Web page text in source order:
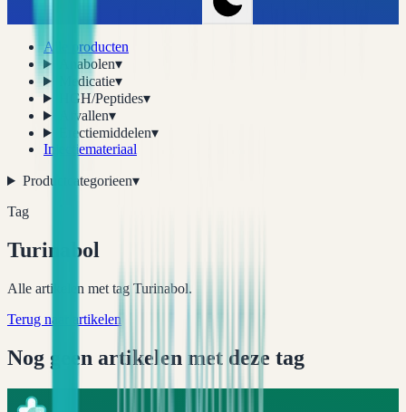
Alle producten
Anabolen▾
Medicatie▾
HGH/Peptides▾
Afvallen▾
Erectiemiddelen▾
Injectiemateriaal
Productcategorieen▾
Tag
Turinabol
Alle artikelen met tag Turinabol.
Terug naar artikelen
Nog geen artikelen met deze tag